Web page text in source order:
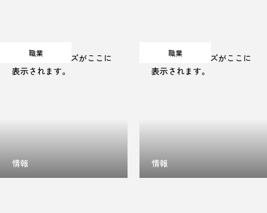
募集情報
職業
情報
キャッチフレーズがここに
表示されます。
職業
情報
キャッチフレーズがここに
表示されます。